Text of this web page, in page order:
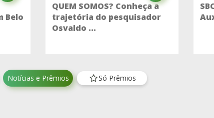
Belo
QUEM SOMOS? Conheça a
trajetória do pesquisador
Osvaldo ...
Notícias e Prêmios Só Prêmios